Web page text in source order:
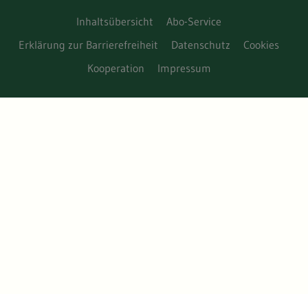
Inhaltsübersicht
Abo-Service
Erklärung zur Barrierefreiheit
Datenschutz
Cookies
Kooperation
Impressum